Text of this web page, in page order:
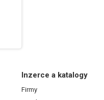
Inzerce a katalogy
Firmy